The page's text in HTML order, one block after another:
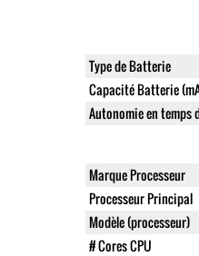
Type de Batterie
Capacité Batterie
Autonomie en temps
Marque Processeur
Processeur Principal
Modèle (processeur)
# Cores CPU